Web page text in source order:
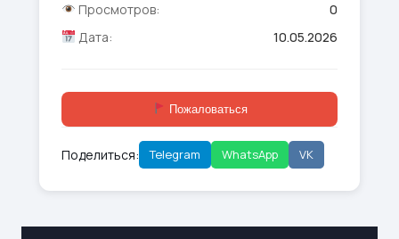
Просмотров:
0
Дата:
10.05.2026
Пожаловаться
Поделиться: Telegram WhatsApp VK